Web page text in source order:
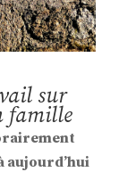
sur
famille
aujourd’hui